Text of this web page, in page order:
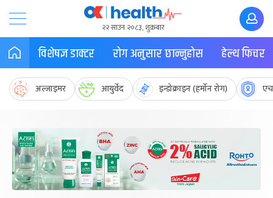
२२ साउन २०८३, शुक्रबार
विशेषज्ञ डाक्टर रोग अनुसार छान्नुहोस हेल्थ फिचर
अल्जाइमर आयुर्वेद इन्डोक्राइन (हर्मोन रोग)